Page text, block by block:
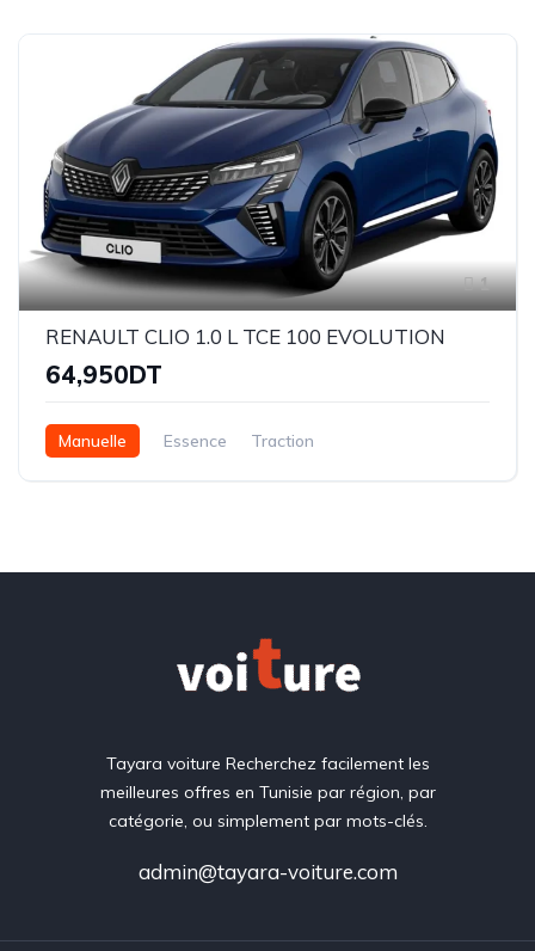
1
RENAULT CLIO 1.0 L TCE 100 EVOLUTION
64,950DT
Manuelle Essence Traction
Tayara voiture Recherchez facilement les
meilleures offres en Tunisie par région, par
catégorie, ou simplement par mots-clés.
admin@tayara-voiture.com